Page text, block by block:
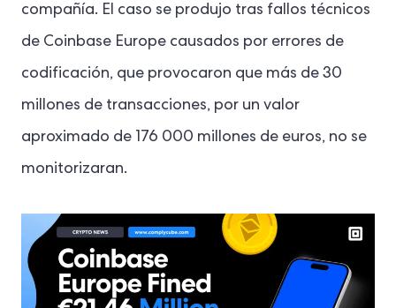
compañía. El caso se produjo tras fallos técnicos
de Coinbase Europe causados por errores de
codificación, que provocaron que más de 30
millones de transacciones, por un valor
aproximado de 176 000 millones de euros, no se
monitorizaran.